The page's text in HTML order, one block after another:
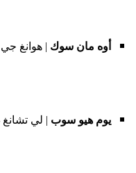
أوه مان سوك | هوانغ
يوم هيو سوب | لي